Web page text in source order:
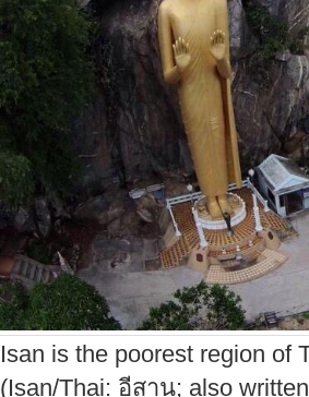
Isan is the poorest region of
(Isan/Thai: อีสาน; also